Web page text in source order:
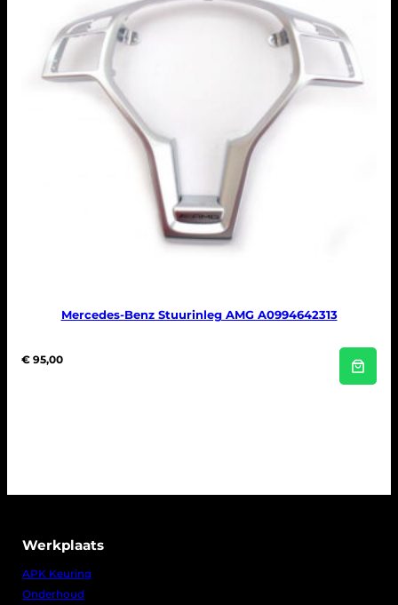
Mercedes-Benz Stuurinleg AMG A0994642313
€ 95,00
Werkplaats
APK Keuring
Onderhoud